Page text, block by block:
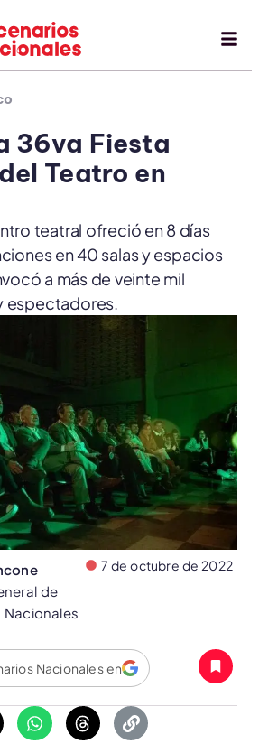
36va Fiesta
Teatro en
teatral ofreció en 8 días
en 40 salas y espacios
a más de veinte mil
espectadores.
de
Nacionales
7 de octubre de 2022
Nacionales en